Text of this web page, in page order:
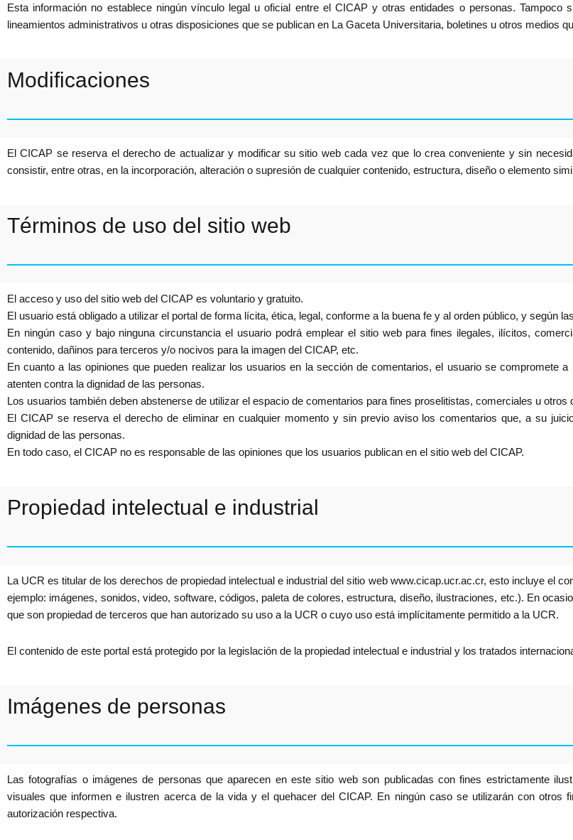
Esta información no establece ningún vínculo legal u oficial entre el CICAP y otras entidades o personas. Tampoco
lineamientos administrativos u otras disposiciones que se publican en La Gaceta Universitaria, boletines u otros medios
Modificaciones
El CICAP se reserva el derecho de actualizar y modificar su sitio web cada vez que lo crea conveniente y sin
consistir, entre otras, en la incorporación, alteración o supresión de cualquier contenido, estructura, diseño o elemento
Términos de uso del sitio web
El acceso y uso del sitio web del CICAP es voluntario y gratuito.
El usuario está obligado a utilizar el portal de forma lícita, ética, legal, conforme a la buena fe y al orden público, y según
En ningún caso y bajo ninguna circunstancia el usuario podrá emplear el sitio web para fines ilegales, ilícitos,
contenido, dañinos para terceros y/o nocivos para la imagen del CICAP, etc.
En cuanto a las opiniones que pueden realizar los usuarios en la sección de comentarios, el usuario se compromete
atenten contra la dignidad de las personas.
Los usuarios también deben abstenerse de utilizar el espacio de comentarios para fines proselitistas, comerciales u
El CICAP se reserva el derecho de eliminar en cualquier momento y sin previo aviso los comentarios que, a su
dignidad de las personas.
En todo caso, el CICAP no es responsable de las opiniones que los usuarios publican en el sitio web del CICAP.
Propiedad intelectual e industrial
La UCR es titular de los derechos de propiedad intelectual e industrial del sitio web www.cicap.ucr.ac.cr, esto incluye el
ejemplo: imágenes, sonidos, video, software, códigos, paleta de colores, estructura, diseño, ilustraciones, etc.). En
que son propiedad de terceros que han autorizado su uso a la UCR o cuyo uso está implícitamente permitido a la UCR.
El contenido de este portal está protegido por la legislación de la propiedad intelectual e industrial y los tratados
Imágenes de personas
Las fotografías o imágenes de personas que aparecen en este sitio web son publicadas con fines estrictamente
visuales que informen e ilustren acerca de la vida y el quehacer del CICAP. En ningún caso se utilizarán con otros
autorización respectiva.